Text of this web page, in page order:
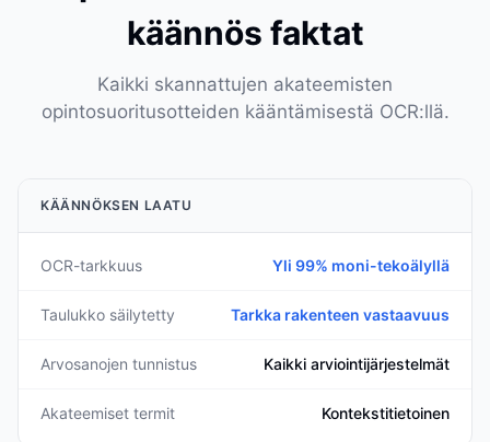
käännös faktat
Kaikki skannattujen akateemisten
opintosuoritusotteiden kääntämisestä OCR:llä.
KÄÄNNÖKSEN LAATU
OCR-tarkkuus Yli 99% moni-tekoälyllä
Taulukko säilytetty Tarkka rakenteen vastaavuus
Arvosanojen tunnistus Kaikki arviointijärjestelmät
Akateemiset termit Kontekstitietoinen